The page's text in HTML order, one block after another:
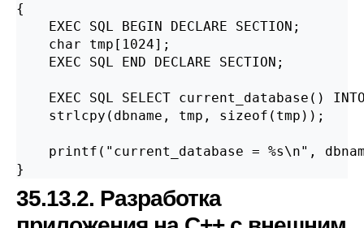
{
    EXEC SQL BEGIN DECLARE SECTION;
    char tmp[1024];
    EXEC SQL END DECLARE SECTION;
EXEC SQL SELECT current_database()
    strlcpy(dbname, tmp, sizeof(tmp));
printf("current_database = %s\n",
}
35.13.2. Разработка